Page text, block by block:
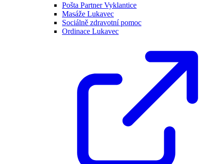
Pošta Partner Vyklantice
Masáže Lukavec
Sociálně zdravotní pomoc
Ordinace Lukavec